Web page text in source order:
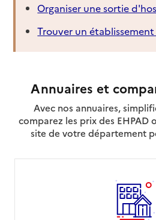
Organiser une sortie
Trouver un
Annuaires et
Avec nos annuaires,
comparez les prix des EHPAD
site de votre département